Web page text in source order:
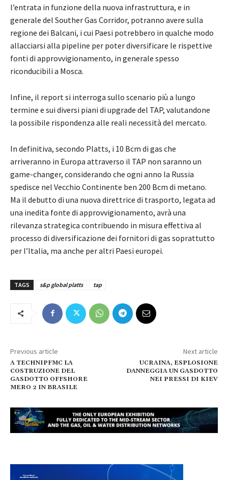
l’entrata in funzione della nuova infrastruttura, e in
generale del Souther Gas Corridor, potranno avere sulla
regione dei Balcani, i cui Paesi potrebbero in qualche modo
allacciarsi alla pipeline per poter diversificare le rispettive
fonti di approvvigionamento, in generale spesso
riconducibili a Mosca.
Infine, il report si interroga sullo scenario più a lungo
termine e sui diversi piani di upgrade del TAP, valutandone
la possibile rispondenza alle reali necessità del mercato.
In definitiva, secondo Platts, i 10 Bcm di gas che
arriveranno in Europa attraverso il TAP non saranno un
game-changer, considerando che ogni anno la Russia
spedisce nel Vecchio Continente ben 200 Bcm di metano.
Ma il debutto di una nuova direttrice di trasporto, legata ad
una inedita fonte di approvvigionamento, avrà una
rilevanza strategica contribuendo in misura effettiva al
processo di diversificazione dei fornitori di gas soprattutto
per l’Italia, ma anche per altri Paesi europei.
TAGS s&p global platts tap
Previous article
A TECHNIPFMC LA
COSTRUZIONE DEL
GASDOTTO OFFSHORE
MERO 2 IN BRASILE
Next article
UCRAINA, ESPLOSIONE
DANNEGGIA UN GASDOTTO
NEI PRESSI DI KIEV